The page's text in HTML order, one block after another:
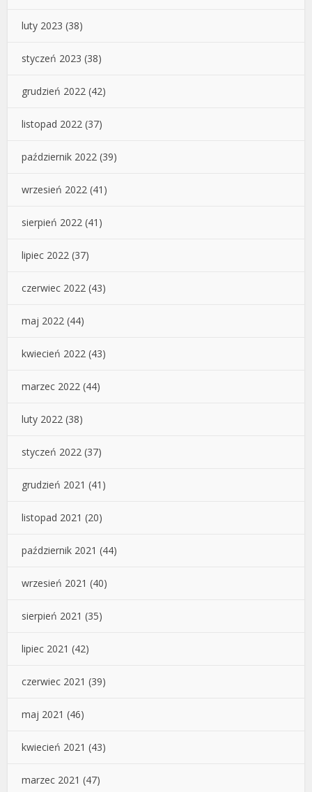
luty 2023 (38)
styczeń 2023 (38)
grudzień 2022 (42)
listopad 2022 (37)
październik 2022 (39)
wrzesień 2022 (41)
sierpień 2022 (41)
lipiec 2022 (37)
czerwiec 2022 (43)
maj 2022 (44)
kwiecień 2022 (43)
marzec 2022 (44)
luty 2022 (38)
styczeń 2022 (37)
grudzień 2021 (41)
listopad 2021 (20)
październik 2021 (44)
wrzesień 2021 (40)
sierpień 2021 (35)
lipiec 2021 (42)
czerwiec 2021 (39)
maj 2021 (46)
kwiecień 2021 (43)
marzec 2021 (47)